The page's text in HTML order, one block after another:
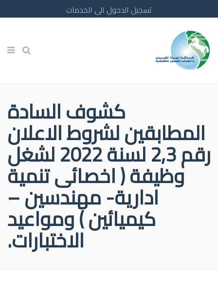
تسجيل الدخول الى الخدمات
كشوف السادة
المطابقين لشروط الاعلان
رقم 2,3 لسنة 2022 لشغل
وظيفة ( اخصائى تنمية
ادارية- مهندسين –
كيميائين ) ومواعيد
الاختبارات.